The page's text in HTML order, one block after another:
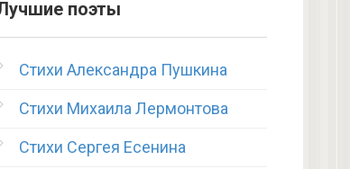
поэты
Стихи Александра Пушкина
Стихи Михаила Лермонтова
Стихи Сергея Есенина